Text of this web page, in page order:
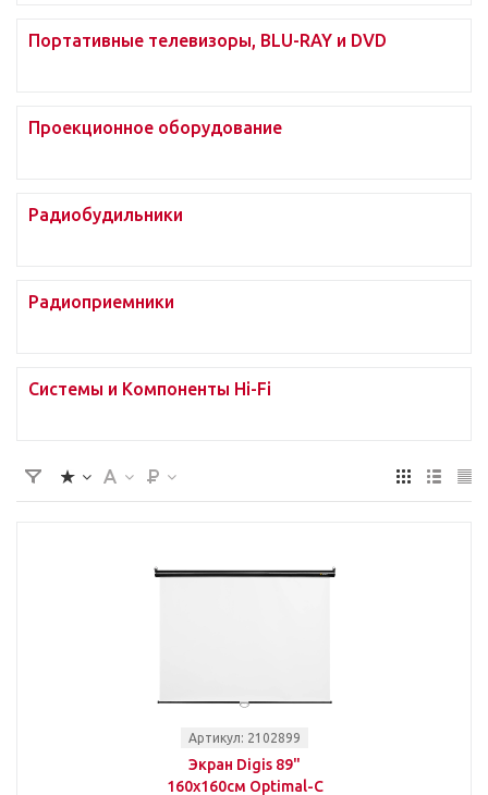
Портативные телевизоры, BLU-RAY и DVD
Проекционное оборудование
Радиобудильники
Радиоприемники
Системы и Компоненты Hi-Fi
Артикул: 2102899
Экран Digis 89"
160x160см Optimal-C